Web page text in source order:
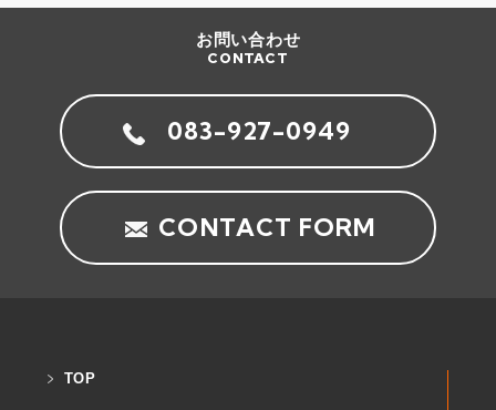
お問い合わせ
CONTACT
083-927-0949
CONTACT FORM
TOP